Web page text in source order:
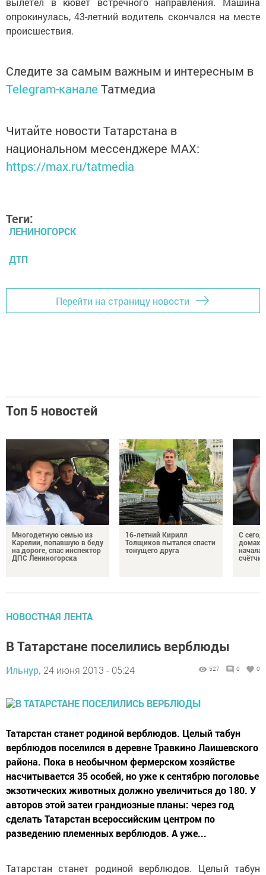
опрокинулась, 43-летний водитель скончался на месте
происшествия.
Следите за самым важным и интересным в
Telegram-канале Татмедиа
Читайте новости Татарстана в
национальном мессенджере MАХ:
https://max.ru/tatmedia
Теги:
ЛЕНИНОГОРСК
ДТП
Перейти на страницу новости
Топ 5 новостей
Многодетную семью из
Карелии, попавшую в беду
на дороге, спас инспектор
ДПС Лениногорска
16-летний Кирилл
Толщиков пытался спасти
тонущего друга
С
домах
НОВОСТНАЯ ЛЕНТА
В Татарстане поселились верблюды
Ильнур, 24 июня 2013 - 05:24 527 0 0
Татарстан станет родиной верблюдов. Целый табун
верблюдов поселился в деревне Травкино Лаишевского
района. Пока в необычном фермерском хозяйстве
насчитывается 35 особей, но уже к сентябрю поголовье
экзотических животных должно увеличиться до 180. У
авторов этой затеи грандиозные планы: через год
сделать Татарстан всероссийским центром по
разведению племенных верблюдов. А уже...
Татарстан станет родиной верблюдов. Целый табун